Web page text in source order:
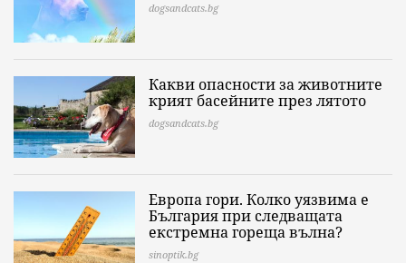
dogsandcats.bg
Какви опасности за животните
крият басейните през лятото
dogsandcats.bg
Европа гори. Колко уязвима е
България при следващата
екстремна гореща вълна?
sinoptik.bg